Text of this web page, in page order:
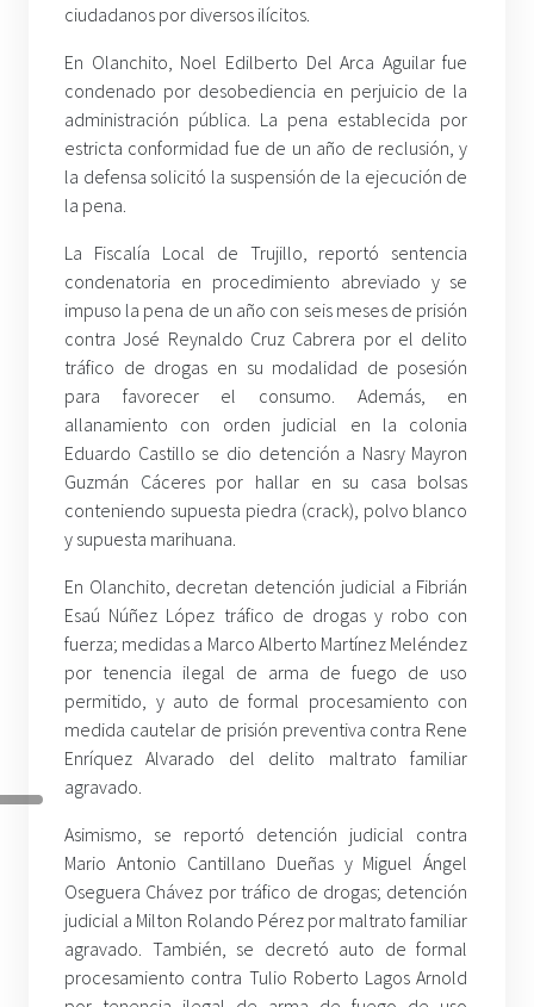
ciudadanos por diversos ilícitos.
En Olanchito, Noel Edilberto Del Arca Aguilar fue
condenado por desobediencia en perjuicio de la
administración pública. La pena establecida por
estricta conformidad fue de un año de reclusión, y
la defensa solicitó la suspensión de la ejecución de
la pena.
La Fiscalía Local de Trujillo, reportó sentencia
condenatoria en procedimiento abreviado y se
impuso la pena de un año con seis meses de prisión
contra José Reynaldo Cruz Cabrera por el delito
tráfico de drogas en su modalidad de posesión
para favorecer el consumo. Además, en
allanamiento con orden judicial en la colonia
Eduardo Castillo se dio detención a Nasry Mayron
Guzmán Cáceres por hallar en su casa bolsas
conteniendo supuesta piedra (crack), polvo blanco
y supuesta marihuana.
En Olanchito, decretan detención judicial a Fibrián
Esaú Núñez López tráfico de drogas y robo con
fuerza; medidas a Marco Alberto Martínez Meléndez
por tenencia ilegal de arma de fuego de uso
permitido, y auto de formal procesamiento con
medida cautelar de prisión preventiva contra Rene
Enríquez Alvarado del delito maltrato familiar
agravado.
Asimismo, se reportó detención judicial contra
Mario Antonio Cantillano Dueñas y Miguel Ángel
Oseguera Chávez por tráfico de drogas; detención
judicial a Milton Rolando Pérez por maltrato familiar
agravado. También, se decretó auto de formal
procesamiento contra Tulio Roberto Lagos Arnold